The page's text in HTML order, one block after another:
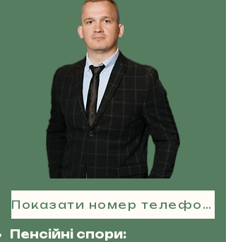
Показати номер телефону
Пенсійні спори: